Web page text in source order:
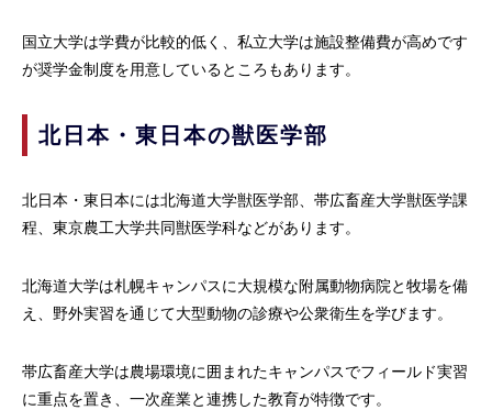
国立大学は学費が比較的低く、私立大学は施設整備費が高めです
が奨学金制度を用意しているところもあります。
北日本・東日本の獣医学部
北日本・東日本には北海道大学獣医学部、帯広畜産大学獣医学課
程、東京農工大学共同獣医学科などがあります。
北海道大学は札幌キャンパスに大規模な附属動物病院と牧場を備
え、野外実習を通じて大型動物の診療や公衆衛生を学びます。
帯広畜産大学は農場環境に囲まれたキャンパスでフィールド実習
に重点を置き、一次産業と連携した教育が特徴です。